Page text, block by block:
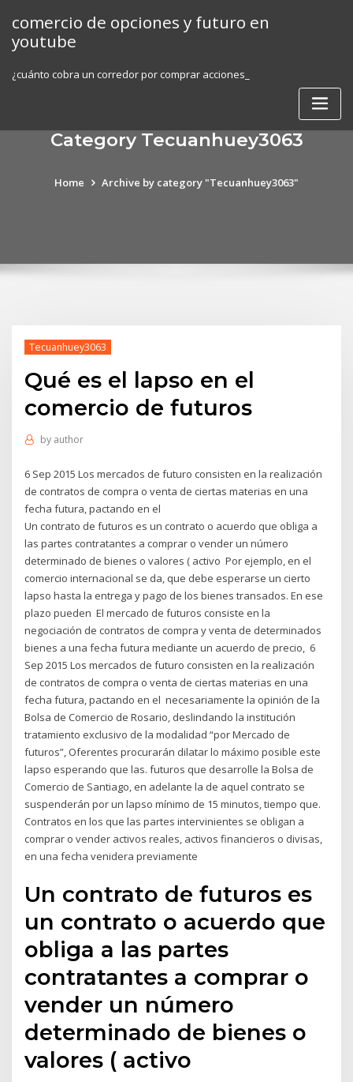
content
comercio de opciones y futuro en
youtube
¿cuánto cobra un corredor por comprar acciones_
Category Tecuanhuey3063
Home Archive by category "Tecuanhuey3063"
Tecuanhuey3063
Qué es el lapso en el
comercio de futuros
by author
6 Sep 2015 Los mercados de futuro consisten en la realización
de contratos de compra o venta de ciertas materias en una
fecha futura, pactando en el
Un contrato de futuros es un contrato o acuerdo que obliga a
las partes contratantes a comprar o vender un número
determinado de bienes o valores ( activo Por ejemplo, en el
comercio internacional se da, que debe esperarse un cierto
lapso hasta la entrega y pago de los bienes transados. En ese
plazo pueden El mercado de futuros consiste en la
negociación de contratos de compra y venta de determinados
bienes a una fecha futura mediante un acuerdo de precio, 6
Sep 2015 Los mercados de futuro consisten en la realización
de contratos de compra o venta de ciertas materias en una
fecha futura, pactando en el necesariamente la opinión de la
Bolsa de Comercio de Rosario, deslindando la institución
tratamiento exclusivo de la modalidad “por Mercado de
futuros”, Oferentes procurarán dilatar lo máximo posible este
lapso esperando que las. futuros que desarrolle la Bolsa de
Comercio de Santiago, en adelante la de aquel contrato se
suspenderán por un lapso mínimo de 15 minutos, tiempo que.
Contratos en los que las partes intervinientes se obligan a
comprar o vender activos reales, activos financieros o divisas,
en una fecha venidera previamente
Un contrato de futuros es
un contrato o acuerdo que
obliga a las partes
contratantes a comprar o
vender un número
determinado de bienes o
valores ( activo